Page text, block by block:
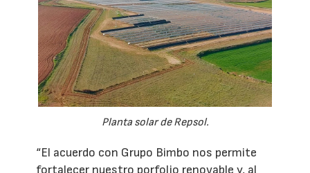
Planta solar de Repsol.
“El acuerdo con Grupo Bimbo nos permite
fortalecer nuestro porfolio renovable y, al